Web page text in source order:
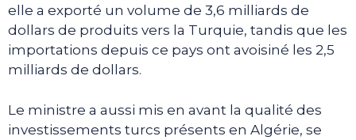
elle a exporté un volume de 3,6 milliards de
dollars de produits vers la Turquie, tandis que les
importations depuis ce pays ont avoisiné les 2,5
milliards de dollars.
Le ministre a aussi mis en avant la qualité des
investissements turcs présents en Algérie, se